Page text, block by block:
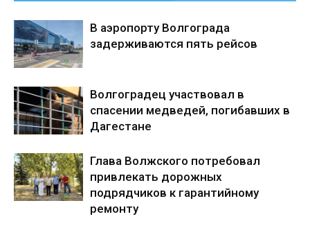
В аэропорту Волгограда
задерживаются пять рейсов
Волгоградец участвовал в
спасении медведей, погибавших в
Дагестане
Глава Волжского потребовал
привлекать дорожных
подрядчиков к гарантийному
ремонту